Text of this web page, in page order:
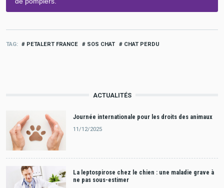
TAG PETALERT FRANCE SOS CHAT CHAT PERDU
ACTUALITÉS
Journée internationale pour les droits des animaux
11/12/2025
La leptospirose chez le chien : une maladie grave à
ne pas sous-estimer